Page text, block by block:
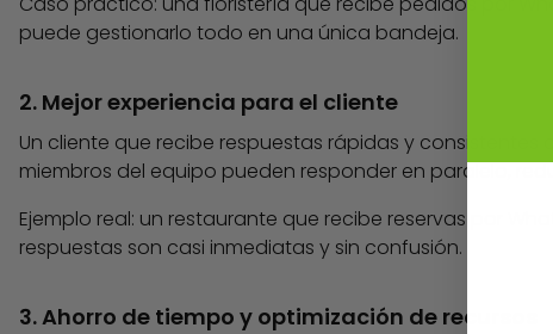
puede gestionarlo todo en una única bandeja.
2. Mejor experiencia para el cliente
Un cliente que recibe respuestas rápidas y consistentes
miembros del equipo pueden responder en paralelo,
Ejemplo real: un restaurante que recibe reservas por
respuestas son casi inmediatas y sin confusión.
3. Ahorro de tiempo y optimización de recursos